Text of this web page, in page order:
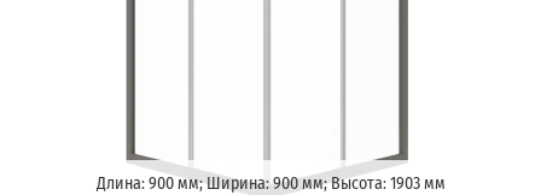
Длина: 900 мм; Ширина: 900 мм; Высота: 1903 мм